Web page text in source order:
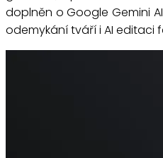
doplněn o Google Gemini
odemykání tváří i AI editaci